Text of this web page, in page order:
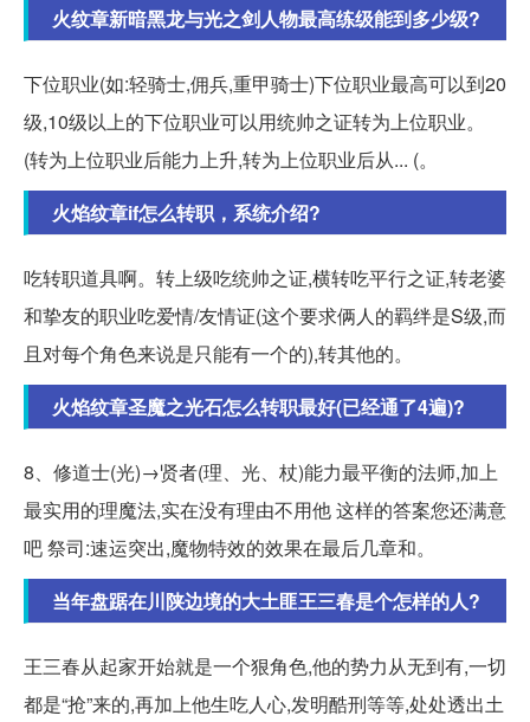
火纹章新暗黑龙与光之剑人物最高练级能到多少级?
下位职业(如:轻骑士,佣兵,重甲骑士)下位职业最高可以到20
级,10级以上的下位职业可以用统帅之证转为上位职业。
(转为上位职业后能力上升,转为上位职业后从... (。
火焰纹章if怎么转职，系统介绍?
吃转职道具啊。转上级吃统帅之证,横转吃平行之证,转老婆
和挚友的职业吃爱情/友情证(这个要求俩人的羁绊是S级,而
且对每个角色来说是只能有一个的),转其他的。
火焰纹章圣魔之光石怎么转职最好(已经通了4遍)?
8、修道士(光)→贤者(理、光、杖)能力最平衡的法师,加上
最实用的理魔法,实在没有理由不用他 这样的答案您还满意
吧 祭司:速运突出,魔物特效的效果在最后几章和。
当年盘踞在川陕边境的大土匪王三春是个怎样的人?
王三春从起家开始就是一个狠角色,他的势力从无到有,一切
都是“抢”来的,再加上他生吃人心,发明酷刑等等,处处透出土